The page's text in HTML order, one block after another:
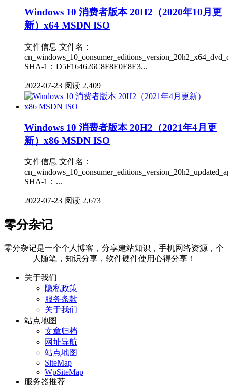
Windows 10 消费者版本 20H2（2020年10月更
新）x64 MSDN ISO
文件信息 文件名：
SHA-1：D5F164626C8F8E0E8E3...
2022-07-23 阅读 2,409
Windows 10 消费者版本 20H2（2021年4月更
新）x86 MSDN ISO
文件信息 文件名：
SHA-1：...
2022-07-23 阅读 2,673
零分杂记
零分杂记是一个个人博客，分享建站知识，手机网络资源，个
人随笔，知识分享，软件硬件使用心得分享！
关于我们
隐私政策
服务条款
关于我们
站点地图
文章归档
网址导航
站点地图
SiteMap
WpSiteMap
服务器推荐